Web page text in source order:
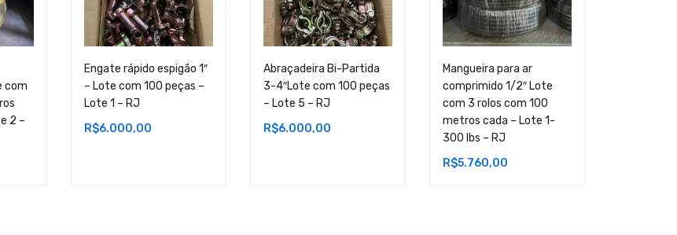
com
2 –
Engate rápido espigão 1″
– Lote com 100 peças –
Lote 1 – RJ
R$6.000,00
Abraçadeira Bi-Partida
3-4″Lote com 100 peças
– Lote 5 – RJ
R$6.000,00
Mangueira para ar
comprimido 1/2″ Lote
com 3 rolos com 100
metros cada – Lote 1-
300 lbs – RJ
R$5.760,00